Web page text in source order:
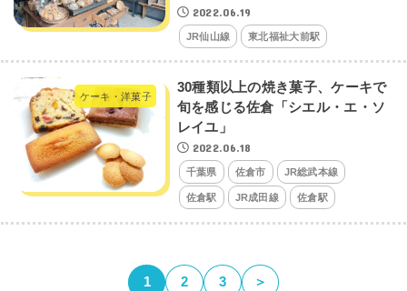
2022.06.19
JR仙山線 東北福祉大前駅
ケーキ・洋菓子
30種類以上の焼き菓子、ケーキで
旬を感じる佐倉「シエル・エ・ソ
レイユ」
2022.06.18
千葉県 佐倉市 JR総武本線
佐倉駅 JR成田線 佐倉駅
1 2 3 ＞